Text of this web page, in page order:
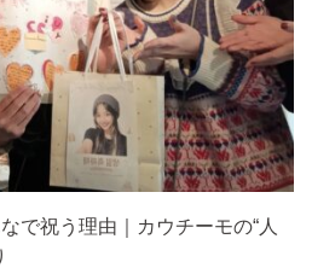
で祝う理由｜カウチーモの“人